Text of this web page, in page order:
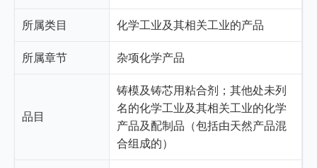
所属类目 化学工业及其相关工业的产品
所属章节 杂项化学产品
品目
铸模及铸芯用粘合剂；其他处未列
名的化学工业及其相关工业的化学
产品及配制品（包括由天然产品混
合组成的）